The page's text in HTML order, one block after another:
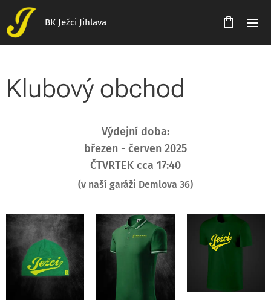
BK Ježci Jihlava
Klubový obchod
Výdejní doba:
březen - červen 2025
ČTVRTEK cca 17:40
(v naší garáži Demlova 36)